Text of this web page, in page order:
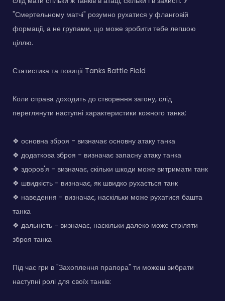
"Смертельному матчі" розумно рухатися у фланговій
формації, а не групами, що може зробити тебе легшою
ціллю.
Статистика та позиції Tanks Battle Field
Коли справа доходить до створення загону, слід
переглянути наступні характеристики кожного танка:
❖ основна зброя - визначає основну атаку танка
❖ додаткова зброя - визначає запасну атаку танка
❖ здоров'я - визначає, скільки шкоди може витримати танк
❖ швидкість - визначає, як швидко рухається танк
❖ наведення - визначає, наскільки може рухатися башта
танка
❖ дальність - визначає, наскільки далеко може стріляти
зброя танка
Під час гри в "Захоплення прапора" ти можеш вибрати
наступні ролі для своїх танків: